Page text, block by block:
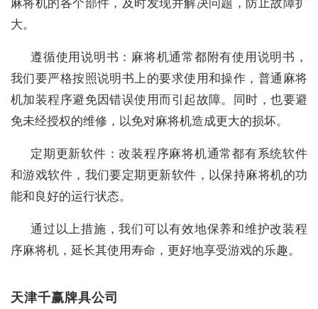
大。
遵循使用说明书：麻将机通常都附有使用说明书，
我们要严格按照说明书上的要求使用和操作，普通麻将
机加装程序避免因错误使用而引起故障。同时，也要避
免未经授权的维修，以免对麻将机造成更大的损坏。
定期更新软件：改装程序麻将机通常都有系统软件
和游戏软件，我们要定期更新软件，以保持麻将机的功
能和良好的运行状态。
通过以上措施，我们可以有效地保养和维护改装程
序麻将机，延长其使用寿命，更好地享受游戏的乐趣。
天津千赢牌具公司